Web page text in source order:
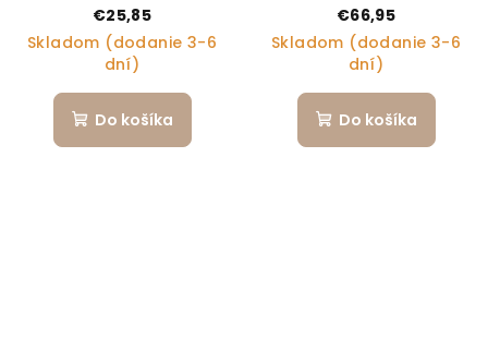
medvedík veľké 16 cm
€25,85
Skladom (dodanie 3-6
dní)
Do košíka
svetielkom a senzorom
plaču 4v1 Sleepy Bear
Beige 0m+
€66,95
Skladom (dodanie 3-6
dní)
Do košíka